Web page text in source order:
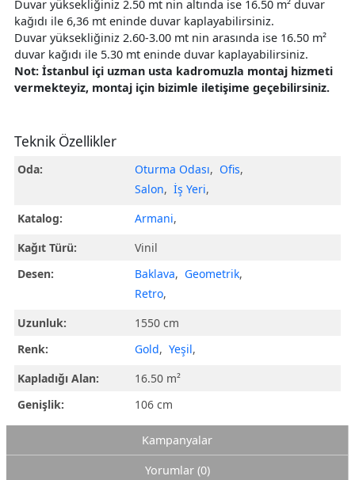
Duvar yüksekliğiniz 2.50 mt nin altında ise 16.50 m² duvar
kağıdı ile 6,36 mt eninde duvar kaplayabilirsiniz.
Duvar yüksekliğiniz 2.60-3.00 mt nin arasında ise 16.50 m²
duvar kağıdı ile 5.30 mt eninde duvar kaplayabilirsiniz.
Not: İstanbul içi uzman usta kadromuzla montaj hizmeti
vermekteyiz, montaj için bizimle iletişime geçebilirsiniz.
Teknik Özellikler
Oda: Oturma Odası, Ofis,
Salon, İş Yeri,
Katalog:
Armani,
Kağıt Türü:
Vinil
Desen:
Baklava, Geometrik,
Retro,
Uzunluk:
1550 cm
Renk:
Gold, Yeşil,
Kapladığı Alan:
16.50 m²
Genişlik:
106 cm
Kampanyalar
Yorumlar (0)